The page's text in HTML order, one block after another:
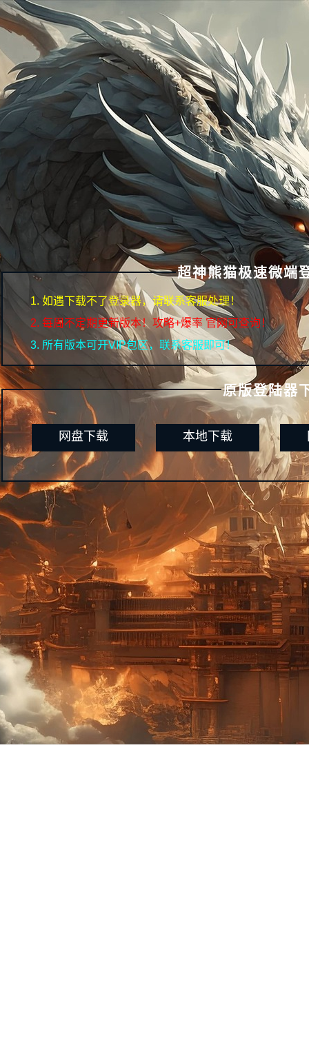
超神熊猫极速微端
如遇下载不了登录器，请联系客服处理！
每周不定期更新版本！攻略+爆率 官网可查询！
所有版本可开VIP包区，联系客服即可！
原版登陆器
网盘下载 本地下载